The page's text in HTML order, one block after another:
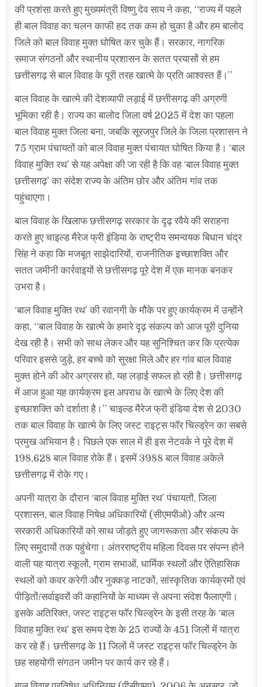
की प्रशंसा करते हुए मुख्यमंत्री विष्णु देव साय ने कहा, “राज्य में पहले
ही बाल विवाह का चलन काफी हद तक कम हो चुका है और हम बालोद
जिले को बाल विवाह मुक्त घोषित कर चुके हैं। सरकार, नागरिक
समाज संगठनों और स्थानीय प्रशासन के सतत प्रयासों से हम
छत्तीसगढ़ से बाल विवाह के पूरी तरह खात्मे के प्रति आश्वस्त हैं।”
बाल विवाह के खात्मे की देशव्यापी लड़ाई में छत्तीसगढ़ की अग्रणी
भूमिका रही है। राज्य का बालोद जिला वर्ष 2025 में देश का पहला
बाल विवाह मुक्त जिला बना, जबकि सूरजपुर जिले के जिला प्रशासन ने
75 ग्राम पंचायतों को बाल विवाह मुक्त पंचायत घोषित किया है। ‘बाल
विवाह मुक्ति रथ’ से यह अपेक्षा की जा रही है कि वह ‘बाल विवाह मुक्त
छत्तीसगढ़’ का संदेश राज्य के अंतिम छोर और अंतिम गांव तक
पहुंचाएगा।
बाल विवाह के खिलाफ छत्तीसगढ़ सरकार के दृढ़ रवैये की सराहना
करते हुए चाइल्ड मैरेज फ्री इंडिया के राष्ट्रीय समन्वयक बिधान चंद्र
सिंह ने कहा कि मजबूत साझेदारियों, राजनीतिक इच्छाशक्ति और
सतत जमीनी कार्रवाइयों से छत्तीसगढ़ पूरे देश में एक मानक बनकर
उभरा है।
‘बाल विवाह मुक्ति रथ’ की रवानगी के मौके पर हुए कार्यक्रम में उन्होंने
कहा, “बाल विवाह के खात्मे के हमारे दृढ़ संकल्प को आज पूरी दुनिया
देख रही है। सभी को साथ लेकर और यह सुनिश्चित कर कि प्रत्येक
परिवार इससे जुड़े, हर बच्चे को सुरक्षा मिले और हर गांव बाल विवाह
मुक्त होने की ओर अग्रसर हो, यह लड़ाई सफल हो रही है। छत्तीसगढ़
में आज हुआ यह कार्यक्रम इस अपराध के खात्मे के लिए देश की
इच्छाशक्ति को दर्शाता है।” चाइल्ड मैरेज फ्री इंडिया देश से 2030
तक बाल विवाह के खात्मे के लिए जस्ट राइट्स फॉर चिल्ड्रेन का सबसे
प्रमुख अभियान है। पिछले एक साल में ही इस नेटवर्क ने पूरे देश में
198,628 बाल विवाह रोके हैं। इसमें 3988 बाल विवाह अकेले
छत्तीसगढ़ में रोके गए।
अपनी यात्रा के दौरान ‘बाल विवाह मुक्ति रथ’ पंचायतों, जिला
प्रशासन, बाल विवाह निषेध अधिकारियों (सीएमपीओ) और अन्य
सरकारी अधिकारियों को साथ जोड़ते हुए जागरूकता और संकल्प के
लिए समुदायों तक पहुंचेगा। अंतरराष्ट्रीय महिला दिवस पर संपन्न होने
वाली यह यात्रा स्कूलों, ग्राम सभाओं, धार्मिक स्थलों और ऐतिहासिक
स्थलों को कवर करेगी और नुक्कड़ नाटकों, सांस्कृतिक कार्यक्रमों एवं
पीड़ितों/सर्वाइवरों की कहानियों के माध्यम से अपना संदेश फैलाएगी।
इसके अतिरिक्त, जस्ट राइट्स फॉर चिल्ड्रेन के इसी तरह के ‘बाल
विवाह मुक्ति रथ’ इस समय देश के 25 राज्यों के 451 जिलों में यात्रा
कर रहे हैं। छत्तीसगढ़ के 11 जिलों में जस्ट राइट्स फॉर चिल्ड्रेन के
छह सहयोगी संगठन जमीन पर कार्य कर रहे हैं।